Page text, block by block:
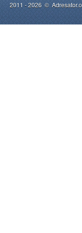
2011 - 2026 ©